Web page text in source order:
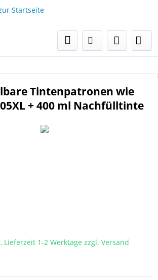
Select Language
Tintenpatronen wie
+ 400 ml Nachfülltinte
Lieferzeit 1-2 Werktage zzgl. Versand